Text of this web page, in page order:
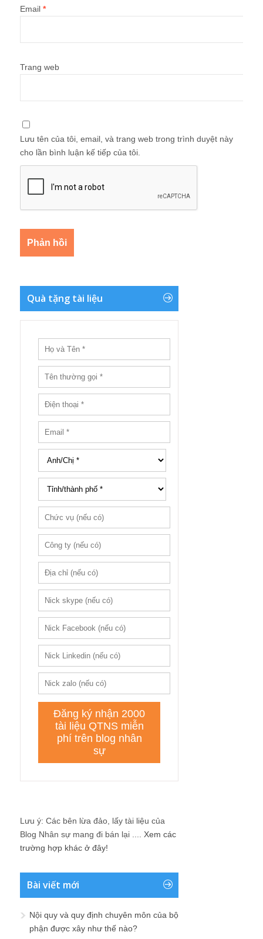
Email *
Trang web
Lưu tên của tôi, email, và trang web trong trình duyệt này
cho lần bình luận kế tiếp của tôi.
Quà tặng tài liệu
Lưu ý: Các bên lừa đảo, lấy tài liệu của
Blog Nhân sự mang đi bán lại .... Xem các
trường hợp khác ở đây!
Bài viết mới
Nội quy và quy định chuyên môn của bộ
phận được xây như thế nào?